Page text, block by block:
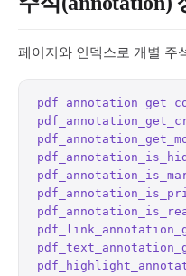
페이지와 인덱스로 개별 주